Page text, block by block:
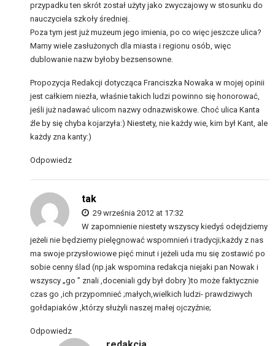
przypadku ten skrót został użyty jako zwyczajowy w stosunku do
nauczyciela szkoły średniej.
Poza tym jest już muzeum jego imienia, po co więc jeszcze ulica?
Mamy wiele zasłużonych dla miasta i regionu osób, więc
dublowanie nazw byłoby bezsensowne.
Propozycja Redakcji dotycząca Franciszka Nowaka w mojej opinii
jest całkiem niezła, właśnie takich ludzi powinno się honorować,
jeśli już nadawać ulicom nazwy odnazwiskowe. Choć ulica Kanta
źle by się chyba kojarzyła:) Niestety, nie każdy wie, kim był Kant, ale
każdy zna kanty:)
Odpowiedz
tak
29 września 2012 at 17:32
W zapomnienie niestety wszyscy kiedyś odejdziemy
jeżeli nie będziemy pielęgnować wspomnień i tradycji;każdy z nas
ma swoje przysłowiowe pięć minut i jeżeli uda mu się zostawić po
sobie cenny ślad (np.jak wspomina redakcja niejaki pan Nowak i
wszyscy „go ” znali ,doceniali gdy był dobry )to może faktycznie
czas go ,ich przypomnieć ;małych,wielkich ludzi- prawdziwych
gołdapiaków ,którzy służyli naszej małej ojczyźnie;
Odpowiedz